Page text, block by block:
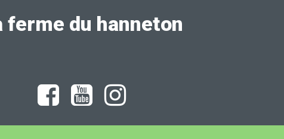
ferme du hanneton